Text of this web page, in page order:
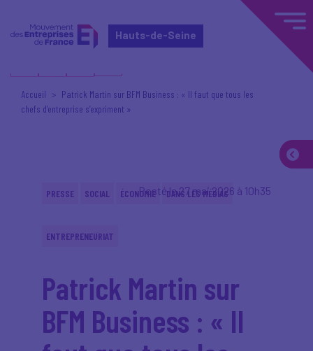
Hauts-de-Seine
Accueil
Patrick Martin sur BFM Business : « Il faut que tous les
chefs d’entreprise s’expriment »
Posté le 27 mai 2026 à 10h35
PRESSE SOCIAL ÉCONOMIE DANS LES MÉDIAS
ENTREPRENEURIAT
Patrick Martin sur
BFM Business : « Il